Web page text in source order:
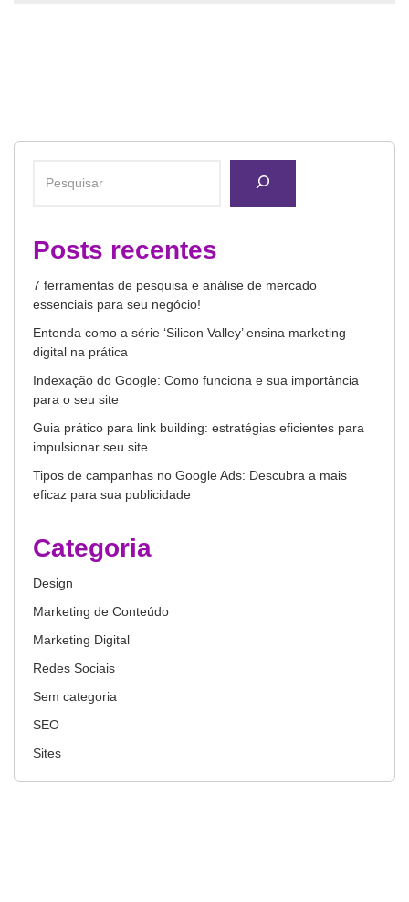
Posts recentes
7 ferramentas de pesquisa e análise de mercado
essenciais para seu negócio!
Entenda como a série ‘Silicon Valley’ ensina marketing
digital na prática
Indexação do Google: Como funciona e sua importância
para o seu site
Guia prático para link building: estratégias eficientes para
impulsionar seu site
Tipos de campanhas no Google Ads: Descubra a mais
eficaz para sua publicidade
Categoria
Design
Marketing de Conteúdo
Marketing Digital
Redes Sociais
Sem categoria
SEO
Sites